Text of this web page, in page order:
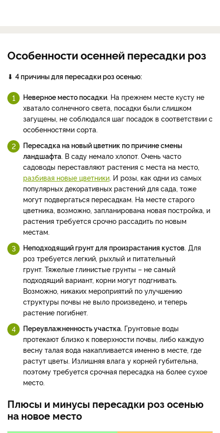
Особенности осенней пересадки роз
⬇ 4 причины для пересадки роз осенью:
Неверное место посадки . На прежнем месте кусту не
хватало солнечного света, посадки были слишком
загущены, не соблюдался шаг посадок в соответствии с
особенностями сорта.
Пересадка на новый цветник по причине смены
ландшафта . В саду немало хлопот. Очень часто
садоводы переставляют растения с места на место,
разбивая новые цветники . И розы, как одни из самых
популярных декоративных растений для сада, тоже
могут подвергаться пересадкам. На месте старого
цветника, возможно, запланирована новая постройка, и
растения требуется срочно рассадить по новым
местам.
Неподходящий грунт для произрастания кустов . Для
роз требуется легкий, рыхлый и питательный
грунт. Тяжелые глинистые грунты – не самый
подходящий вариант, корни могут подгнивать.
Возможно, никаких мероприятий по улучшению
структуры почвы не выло произведено, и теперь
растение погибнет.
Переувлажненность участка. Грунтовые воды
протекают близко к поверхности почвы, либо каждую
весну талая вода накапливается именно в месте, где
растут цветы. Излишняя влага у корней губительна,
поэтому требуется срочная пересадка на более сухое
место.
Плюсы и минусы пересадки роз осенью
на новое место